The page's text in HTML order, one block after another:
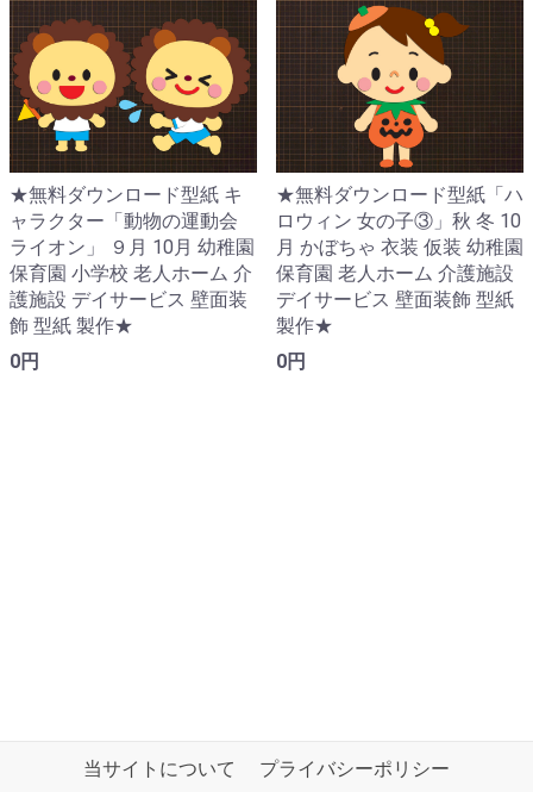
★無料ダウンロード型紙 キ
ャラクター「動物の運動会
ライオン」 ９月 10月 幼稚園
保育園 小学校 老人ホーム 介
護施設 デイサービス 壁面装
飾 型紙 製作★
0円
★無料ダウンロード型紙「ハ
ロウィン 女の子③」秋 冬 10
月 かぼちゃ 衣装 仮装 幼稚園
保育園 老人ホーム 介護施設
デイサービス 壁面装飾 型紙
製作★
0円
当サイトについて
プライバシーポリシー